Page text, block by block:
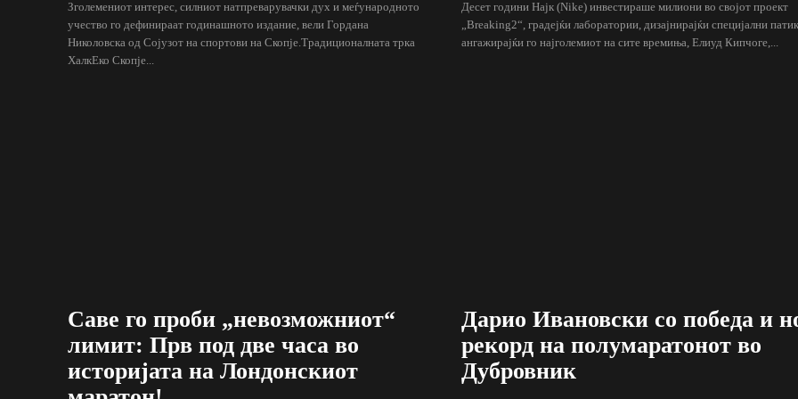
Зголемениот интерес, силниот натпреварувачки дух и меѓународното
учество го дефинираат годинашното издание, вели Гордана
Николовска од Сојузот на спортови на Скопје.Традиционалната трка
ХалкЕко Скопје...
Десет години Најк (Nike) инвестираше милиони во својот проект
„Breaking2“, градејќи лаборатории, дизајнирајќи специјални
ангажирајќи го најголемиот на сите времиња, Елиуд Кипчоге,...
Саве го проби „невозможниот“
лимит: Прв под две часа во
историјата на Лондонскиот
Дарио Ивановски со победа и
рекорд на полумаратонот во
Дубровник